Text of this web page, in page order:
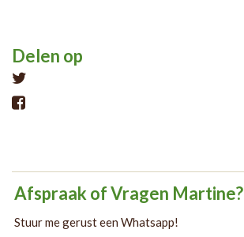
Delen op
Afspraak of Vragen Martine?
Stuur me gerust een Whatsapp!